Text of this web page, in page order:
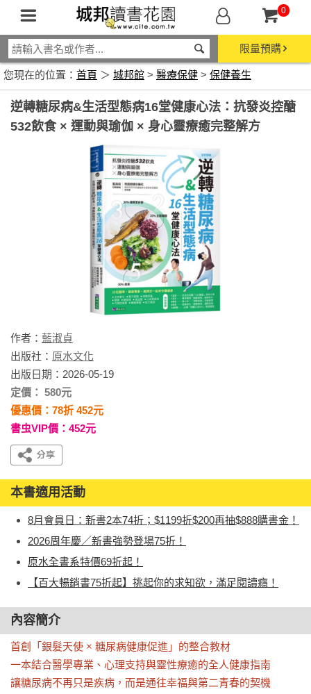
0
限量預購
您現在的位置： 首頁 ＞ 城邦館 > 醫療保健 > 保健養生
逆轉糖尿病&生活型態病16堂健康心法：抗發炎控醣
532飲食 × 運動與瑜伽 × 身心靈療癒完整解方
作者： 藍淑貞
出版社： 原水文化
出版日期：2026-05-19
定價： 580元
優惠價：78折 452元
書虫VIP價：452元
本書適用活動
8月會員日：新書2本74折；$1199折$200再抽$888購書金！
2026周年慶／新書強勢登場75折！
原水全書系特價69折起！
【百大暢銷書75折起】挑起你的求知欲，滿足閱讀癮！
內容簡介
首創「銀髮天使 × 糖尿病健康促進」的整合教材
一本結合醫學專業、心理支持與靈性療癒的全人健康指南
讓糖尿病不再只是疾病，而是通往幸福與第二青春的契機